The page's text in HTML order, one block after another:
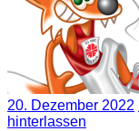
20. Dezember 2022
hinterlassen